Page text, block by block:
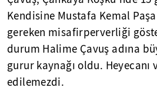
Kendisine Mustafa Kemal
gereken misafirperverliği
durum Halime Çavuş adına
gurur kaynağı oldu.
edilemezdi.